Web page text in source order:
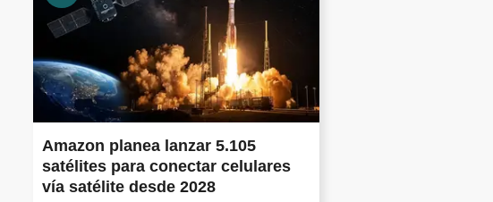
Amazon planea lanzar 5.105
satélites para conectar celulares
vía satélite desde 2028